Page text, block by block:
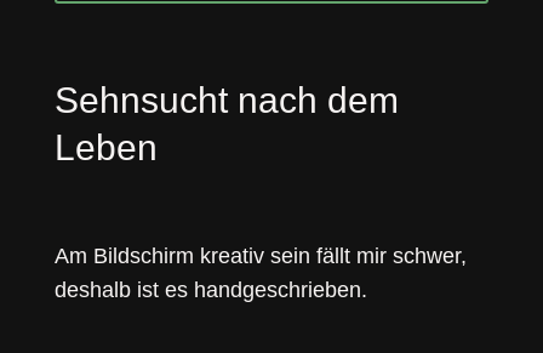
Sehnsucht nach dem
Leben
Am Bildschirm kreativ sein fällt mir schwer,
deshalb ist es handgeschrieben.